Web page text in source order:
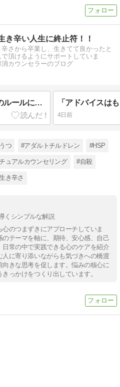
き辛い人生に終止符！！
さから卒業し、生きてて良かったと
頂けるようにサポートしていま
カウンセラーのブログ
カウンセリング・無料相談のルールについて｜安心できる場を守るために
4日前
つ #アダルトチルドレン #HSP
ュアルカウンセリング #自殺
き辛さ
くシンプルな解説
のつまずきにアプローチしていま
テーマを軸に、期待、安心感、自己
常の中で実践できる心のケアを紹介
に寄り添いながらも気づきへの橋渡
きな思考を促します。悩みの核心に
っかけをつくり出しています。